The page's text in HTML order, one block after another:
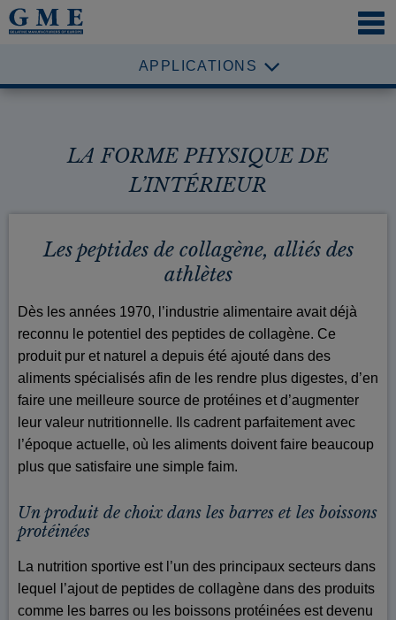
APPLICATIONS
LA FORME PHYSIQUE DE
L’INTÉRIEUR
Les peptides de collagène, alliés des
athlètes
Dès les années 1970, l’industrie alimentaire avait déjà
reconnu le potentiel des peptides de collagène. Ce
produit pur et naturel a depuis été ajouté dans des
aliments spécialisés afin de les rendre plus digestes, d’en
faire une meilleure source de protéines et d’augmenter
leur valeur nutritionnelle. Ils cadrent parfaitement avec
l’époque actuelle, où les aliments doivent faire beaucoup
plus que satisfaire une simple faim.
Un produit de choix dans les barres et les boissons
protéinées
La nutrition sportive est l’un des principaux secteurs dans
lequel l’ajout de peptides de collagène dans des produits
comme les barres ou les boissons protéinées est devenu